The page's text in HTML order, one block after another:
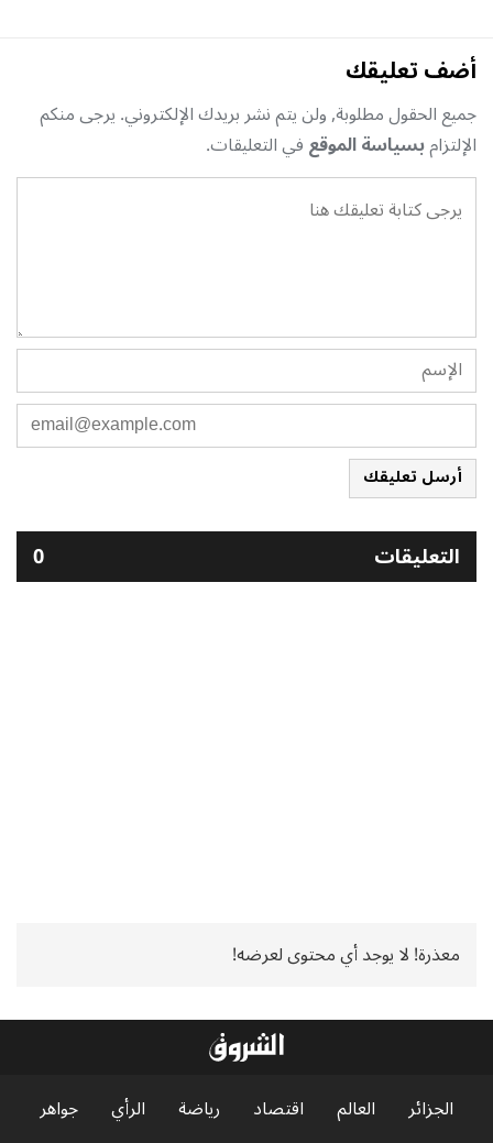
أضف تعليقك
جميع الحقول مطلوبة, ولن يتم نشر بريدك الإلكتروني. يرجى منكم
الإلتزامبسياسة الموقعفي التعليقات.
أرسل تعليقك
التعليقات 0
معذرة! لا يوجد أي محتوى لعرضه!
الجزائر العالم اقتصاد رياضة الرأي
جواهر